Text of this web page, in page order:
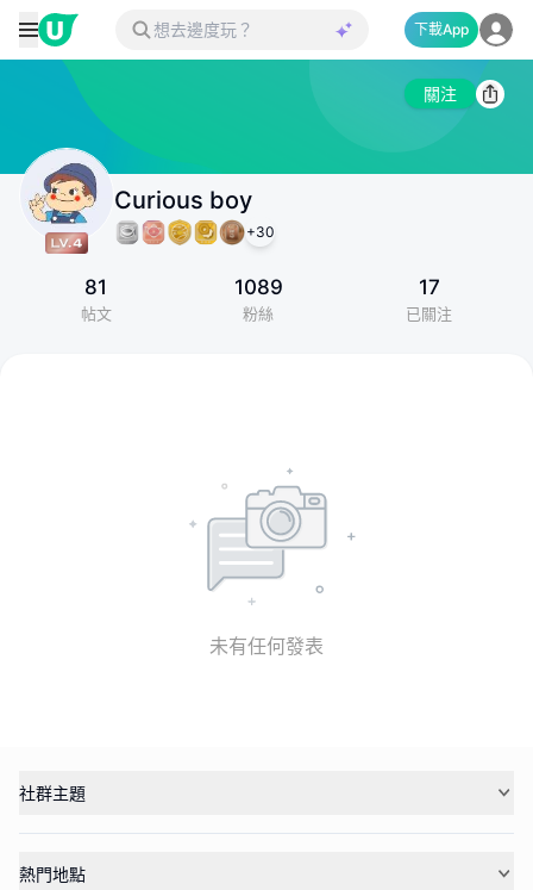
下載App
關注
Curious boy
+30
81
帖文
1089
粉絲
17
已關注
未有任何發表
社群主題
熱門地點